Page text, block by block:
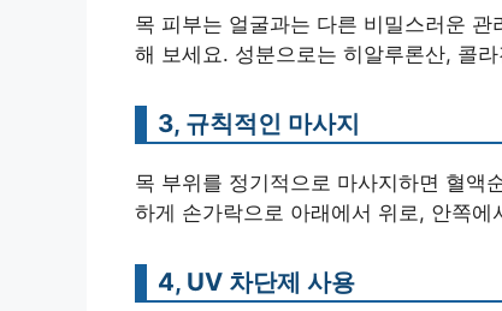
목 피부는 얼굴과는 다른 비밀스러운
해 보세요. 성분으로는 히알루론산, 콜
3, 규칙적인 마사지
목 부위를 정기적으로 마사지하면 혈액
하게 손가락으로 아래에서 위로, 안쪽에
4, UV 차단제 사용